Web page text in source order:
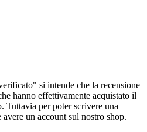
si intende che la recensione
hanno effettivamente acquistato il
Tuttavia per poter scrivere una
un account sul nostro shop.